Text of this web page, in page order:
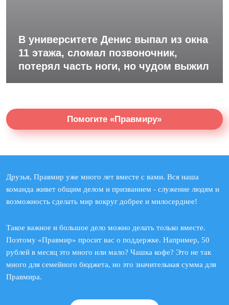
В университете Денис выпал из окна
11 этажа, сломал позвоночник,
потерял часть ноги, но чудом выжил
Помогите «Правмиру»
Друзья, Правмир уже много лет вместе с вами. Вся наша
команда живет общим делом и призванием - служение людям и
возможность сделать мир вокруг добрее и милосерднее!
Такое важное и большое дело можно делать только вместе.
Поэтому «Правмир» просит вас о поддержке. Например, 50
рублей в месяц это много или мало? Чашка кофе? Это не так
много для семейного бюджета, но это значительная сумма для
Правмира.